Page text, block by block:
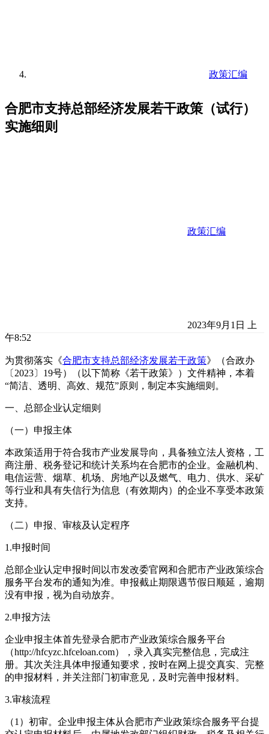
政策汇编
合肥市支持总部经济发展若干政策（试行）
实施细则
政策汇编
2023年9月1日 上
午8:52
为贯彻落实《合肥市支持总部经济发展若干政策》（合政办
〔2023〕19号）（以下简称《若干政策》）文件精神，本着
“简洁、透明、高效、规范”原则，制定本实施细则。
一、总部企业认定细则
（一）申报主体
本政策适用于符合我市产业发展导向，具备独立法人资格，工
商注册、税务登记和统计关系均在合肥市的企业。金融机构、
电信运营、烟草、机场、房地产以及燃气、电力、供水、采矿
等行业和具有失信行为信息（有效期内）的企业不享受本政策
支持。
（二）申报、审核及认定程序
1.申报时间
总部企业认定申报时间以市发改委官网和合肥市产业政策综合
服务平台发布的通知为准。申报截止期限遇节假日顺延，逾期
没有申报，视为自动放弃。
2.申报方法
企业申报主体首先登录合肥市产业政策综合服务平台
（http://hfcyzc.hfceloan.com），录入真实完整信息，完成注
册。其次关注具体申报通知要求，按时在网上提交真实、完整
的申报材料，并关注部门初审意见，及时完善申报材料。
3.审核流程
（1）初审。企业申报主体从合肥市产业政策综合服务平台提